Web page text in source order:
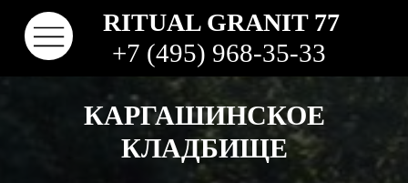
RITUAL GRANIT 77
+7 (495) 968-35-33
КАРГАШИНСКОЕ
КЛАДБИЩЕ